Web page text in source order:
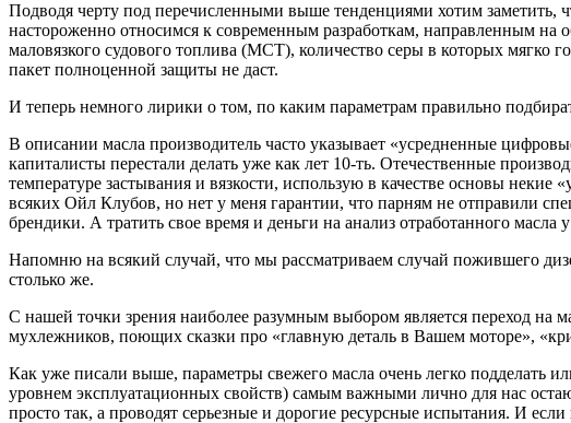
Подводя черту под перечисленными выше тенденциями хотим заметить,
настороженно относимся к современным разработкам, направленным на
маловязкого судового топлива (МСТ), количество серы в которых
пакет полноценной защиты не даст.
И теперь немного лирики о том, по каким параметрам правильно
В описании масла производитель часто указывает «усредненные
капиталисты перестали делать уже как лет 10-ть. Отечественные
температуре застывания и вязкости, использую в качестве основы
всяких Ойл Клубов, но нет у меня гарантии, что парням не отправили
брендики. А тратить свое время и деньги на анализ отработанного масла
Напомню на всякий случай, что мы рассматриваем случай пожившего
столько же.
С нашей точки зрения наиболее разумным выбором является переход на
мухлежников, поющих сказки про «главную деталь в Вашем моторе»,
Как уже писали выше, параметры свежего масла очень легко подделать
уровнем эксплуатационных свойств) самым важными лично для нас
просто так, а проводят серьезные и дорогие ресурсные испытания. И